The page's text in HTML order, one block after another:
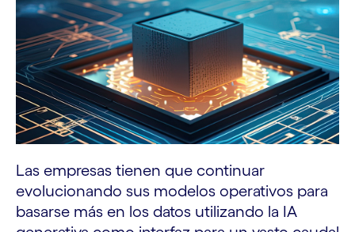
Las empresas tienen que continuar
evolucionando sus modelos operativos para
basarse más en los datos utilizando la IA